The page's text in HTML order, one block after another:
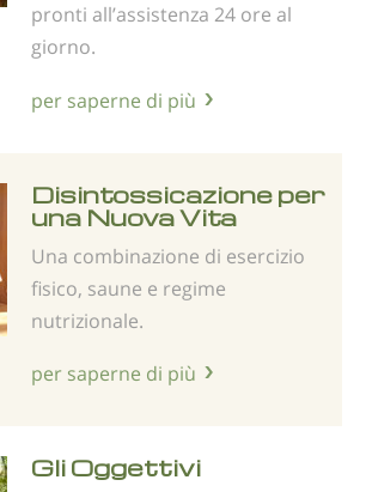
pronti all’assistenza 24 ore al
giorno.
per saperne di più
Disintossicazione per
una Nuova Vita
Una combinazione di esercizio
fisico, saune e regime
nutrizionale.
per saperne di più
Gli Oggettivi